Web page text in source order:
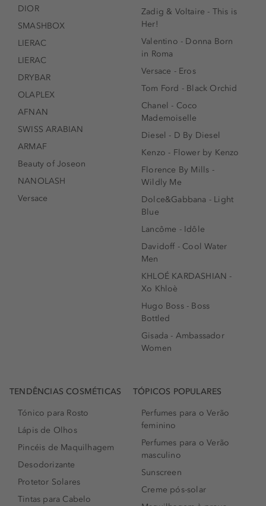
DIOR
SMASHBOX
LIERAC
LIERAC
DRYBAR
OLAPLEX
AFNAN
SWISS ARABIAN
ARMAF
Beauty of Joseon
NANOLASH
Versace
Zadig & Voltaire - This is
Her!
Valentino - Donna Born
in Roma
Versace - Eros
Tom Ford - Black Orchid
Chanel - Coco
Mademoiselle
Diesel - D By Diesel
Kenzo - Flower by Kenzo
Florence By Mills -
Wildly Me
Dolce&Gabbana - Light
Blue
Lancôme - Idôle
Davidoff - Cool Water
Men
KHLOÉ KARDASHIAN -
Xo Khloè
Hugo Boss - Boss
Bottled
Gisada - Ambassador
Women
TENDÊNCIAS COSMÉTICAS
Tónico para Rosto
Lápis de Olhos
Pincéis de Maquilhagem
Desodorizante
Protetor Solares
Tintas para Cabelo
TÓPICOS POPULARES
Perfumes para o Verão
feminino
Perfumes para o Verão
masculino
Sunscreen
Creme pós-solar